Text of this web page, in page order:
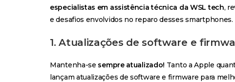
especialistas em assistência técnica da WSL tech,
e desafios envolvidos no reparo desses smartphones.
1. Atualizações de software e
Mantenha-se sempre atualizado! Tanto a Apple
lançam atualizações de software e firmware para